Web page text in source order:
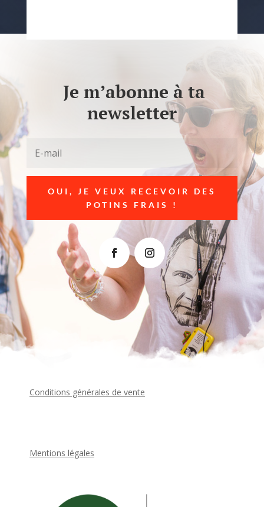
Je m’abonne à ta
newsletter
OUI, JE VEUX RECEVOIR DES
POTINS FRAIS !
Conditions générales de vente
Mentions légales